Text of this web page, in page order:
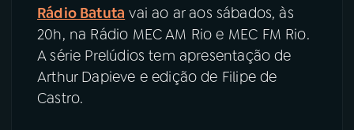
Rádio Batuta vai ao ar aos sábados, às
20h, na Rádio MEC AM Rio e MEC FM Rio.
A série Prelúdios tem apresentação de
Arthur Dapieve e edição de Filipe de
Castro.